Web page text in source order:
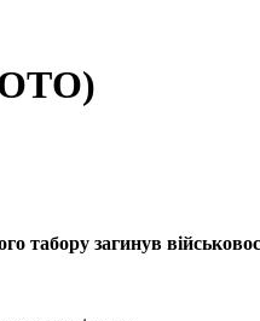
табору загинув